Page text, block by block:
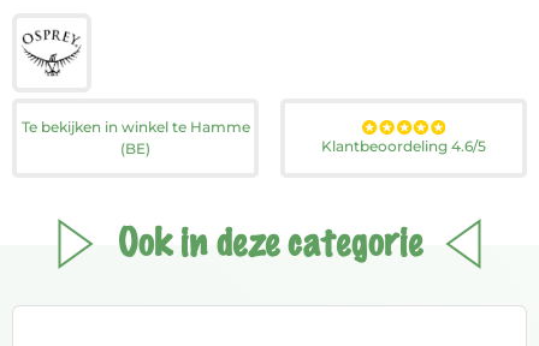
Te bekijken in winkel te Hamme
(BE)
Klantbeoordeling 4.6/5
Ook in deze categorie